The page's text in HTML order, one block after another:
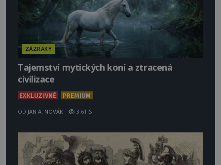
ZÁZRAKY
Tajemství mytických koní a ztracená
civilizace
EXKLUZIVNĚ PREMIUM
OD JAN A. NOVÁK 3.6TIS